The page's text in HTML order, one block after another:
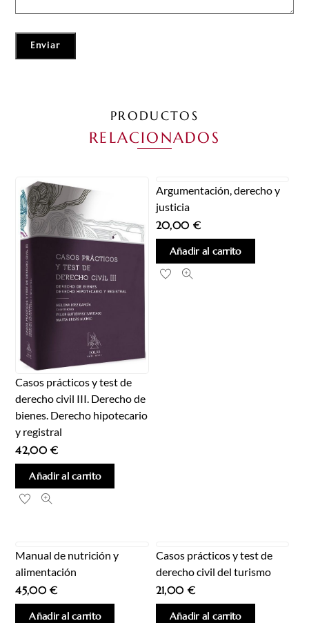
PRODUCTOS
RELACIONADOS
Casos prácticos y test de
derecho civil III. Derecho de
bienes. Derecho hipotecario
y registral
42,00€
Añadir al carrito
Argumentación, derecho y
justicia
20,00 €
Añadir al carrito
Manual de nutrición y
alimentación
45,00€
Añadir al carrito
Casos prácticos y test de
derecho civil del turismo
21,00 €
Añadir al carrito